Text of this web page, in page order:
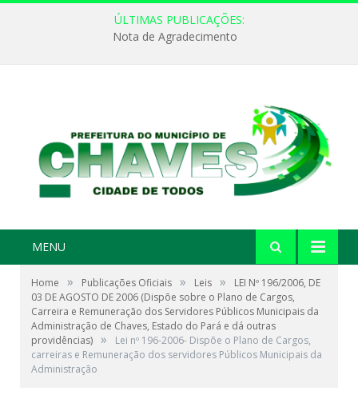
ÚLTIMAS PUBLICAÇÕES:
Nota de Agradecimento
MENU
Home » Publicações Oficiais » Leis »
LEI Nº 196/2006, DE
03 DE AGOSTO DE 2006 (Dispõe sobre o Plano de Cargos,
Carreira e Remuneração dos Servidores Públicos Municipais da
Administração de Chaves, Estado do Pará e dá outras
providências) »
Lei nº 196-2006- Dispõe o Plano de Cargos,
carreiras e Remuneração dos servidores Públicos Municipais da
Administração